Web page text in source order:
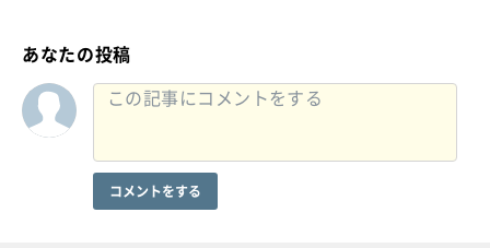
あなたの投稿
コメントをする